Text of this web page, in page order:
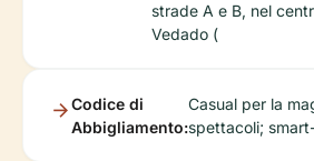
strade A e B, nel
Vedado (
Codice di
Abbigliamento:
Casual per la
spettacoli;